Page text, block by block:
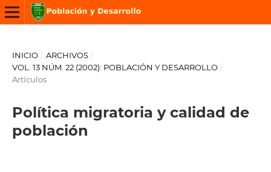
INICIO / ARCHIVOS /
VOL. 13 NÚM. 22 (2002): POBLACIÓN Y DESARROLLO /
Artículos
Política migratoria y calidad de
población